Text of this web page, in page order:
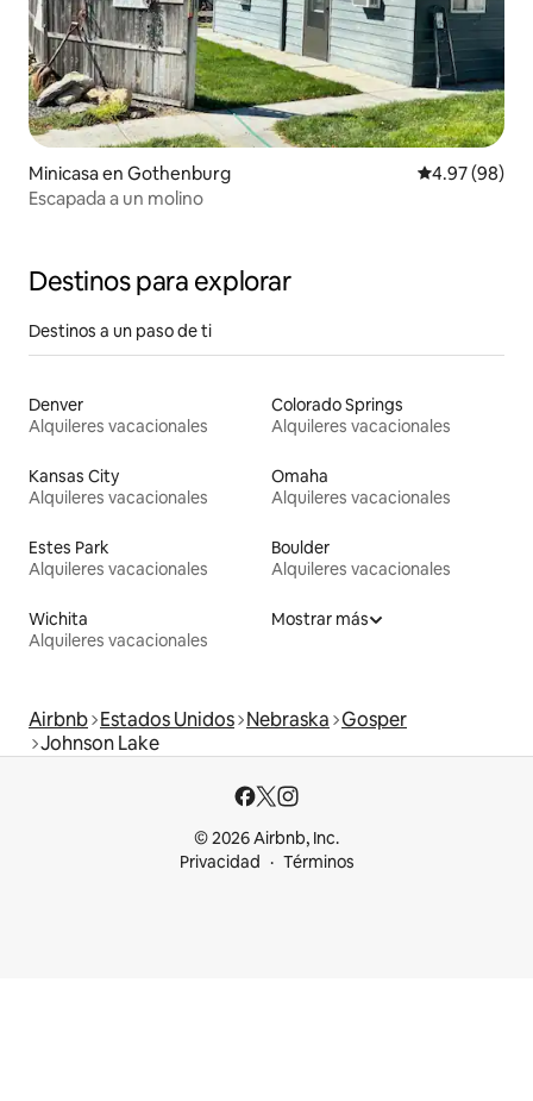
Minicasa en Gothenburg Calificación
4.97 (98)
Escapada a un molino
Destinos para explorar
Destinos a un paso de ti
Denver
Alquileres vacacionales
Colorado Springs
Alquileres vacacionales
Kansas City
Alquileres vacacionales
Omaha
Alquileres vacacionales
Estes Park
Alquileres vacacionales
Boulder
Alquileres vacacionales
Wichita
Alquileres vacacionales
Mostrar más
Airbnb Estados Unidos Nebraska Gosper
Johnson Lake
© 2026 Airbnb, Inc.
Privacidad
Términos